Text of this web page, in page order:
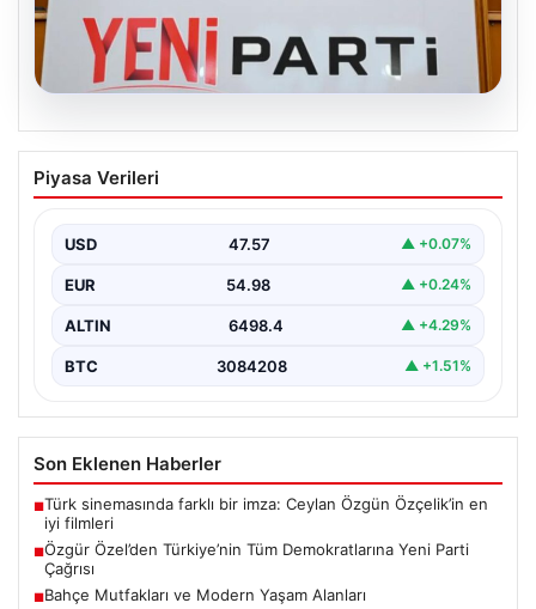
Özgür Özel’den Türkiye’nin Tüm
Demokratlarına Yeni Parti Çağrısı
Meclis'te gerçekleştirdiği ilk grup toplantısında önemli
açıklamalarda…
Piyasa Verileri
USD 47.57 ▲ +0.07%
EUR 54.98 ▲ +0.24%
ALTIN 6498.4 ▲ +4.29%
BTC 3084208 ▲ +1.51%
Son Eklenen Haberler
■Türk sinemasında farklı bir imza: Ceylan Özgün Özçelik’in en
iyi filmleri
■Özgür Özel’den Türkiye’nin Tüm Demokratlarına Yeni Parti
Çağrısı
■Bahçe Mutfakları ve Modern Yaşam Alanları